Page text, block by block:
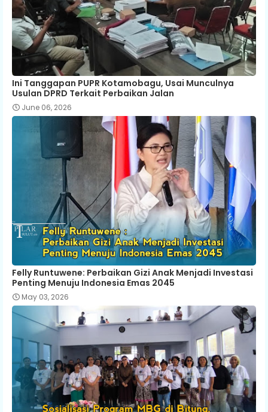
Ini Tanggapan PUPR Kotamobagu, Usai Munculnya
Usulan DPRD Terkait Perbaikan Jalan
June 06, 2026
Felly Runtuwene: Perbaikan Gizi Anak Menjadi Investasi
Penting Menuju Indonesia Emas 2045
May 03, 2026